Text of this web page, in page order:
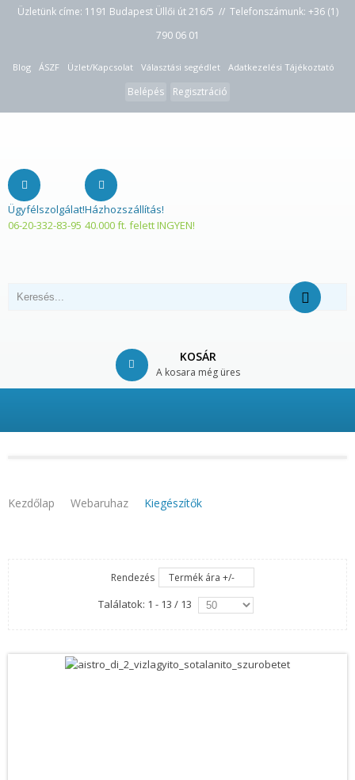
Üzletünk címe: 1191 Budapest Üllői út 216/5 // Telefonszámunk: +36 (1)
790 06 01
Blog ÁSZF Üzlet/Kapcsolat Választási segédlet Adatkezelési Tájékoztató
Belépés Regisztráció
Ügyfélszolgálat!
06-20-332-83-95
Házhozszállítás!
40.000 ft. felett INGYEN!
KOSÁR
A kosara még üres
Kezdőlap Webaruhaz Kiegészítők
Rendezés Termék ára +/-
Találatok: 1 - 13 / 13